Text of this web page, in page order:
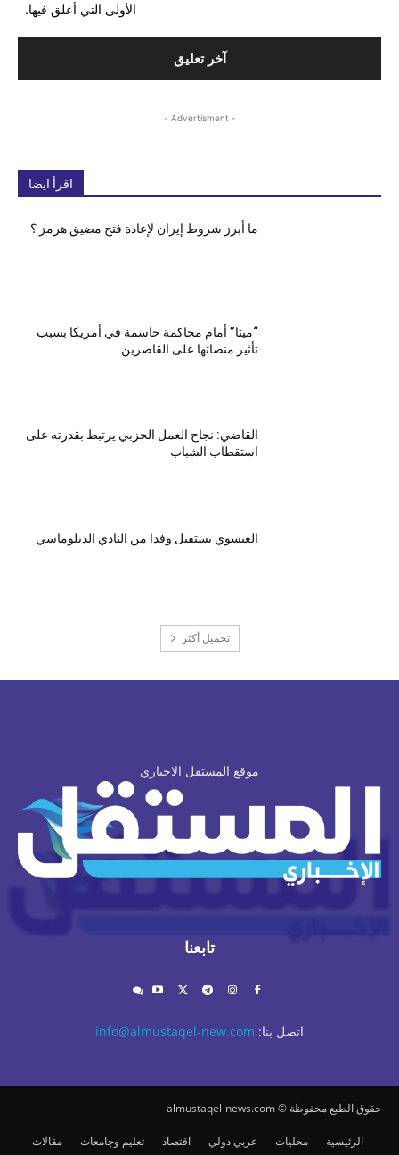
الأولى التي أعلق فيها.
- Advertisment -
اقرأ ايضا
ما أبرز شروط إيران لإعادة فتح مضيق هرمز ؟
“ميتا” أمام محاكمة حاسمة في أمريكا بسبب
تأثير منصاتها على القاصرين
القاضي: نجاح العمل الحزبي يرتبط بقدرته على
استقطاب الشباب
العيسوي يستقبل وفدا من النادي الدبلوماسي
تحميل أكثر
موقع المستقل الاخباري
تابعنا
اتصل بنا: info@almustaqel-new.com
حقوق الطبع محفوظة © almustaqel-news.com
الرئيسية محليات عربي دولي اقتصاد تعليم وجامعات
مقالات